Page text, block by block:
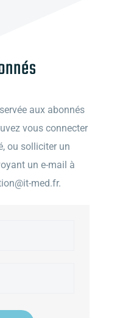
aux abonnés
vous connecter
ou solliciter un
un e-mail à
med.fr.